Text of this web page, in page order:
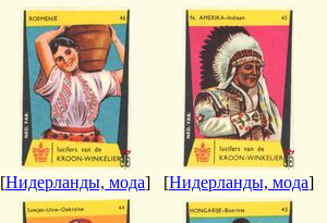
[Нидерланды, мода] [Нидерланды, мода]